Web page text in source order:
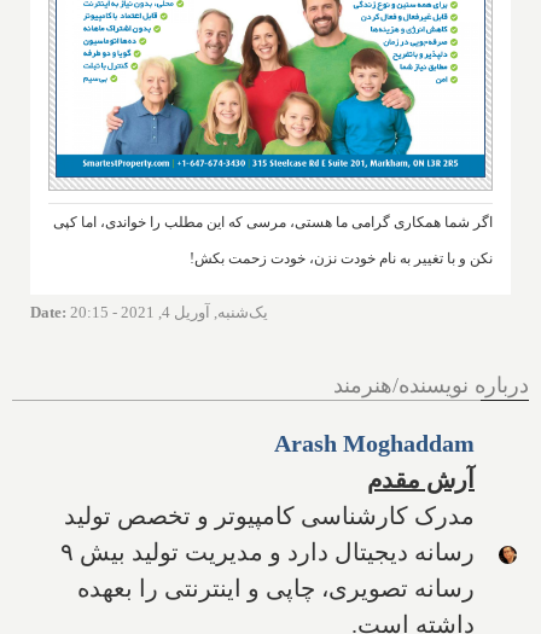
اگر شما همکاری گرامی ما هستی، مرسی که این مطلب را خواندی، اما کپی
نکن و با تغییر به نام خودت نزن، خودت زحمت بکش!
Date: یک‌شنبه, آوریل 4, 2021 - 20:15
درباره نویسنده/هنرمند
Arash Moghaddam
آرش مقدم
مدرک کارشناسی کامپیوتر و تخصص تولید
رسانه دیجیتال دارد و مدیریت تولید بیش ۹
رسانه تصویری، چاپی و اینترنتی را بعهده
داشته است.